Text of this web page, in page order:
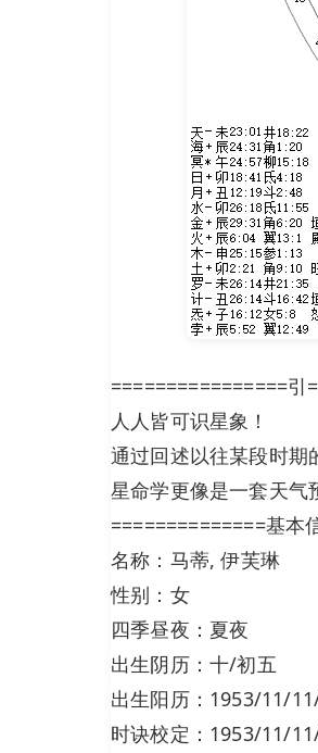
================引
人人皆可识星象！
通过回述以往某段时期
星命学更像是一套天气
==============基本
名称：马蒂, 伊芙琳
性别：女
四季昼夜：夏夜
出生阴历：十/初五
出生阳历：1953/11/
时诀校定：1953/11/